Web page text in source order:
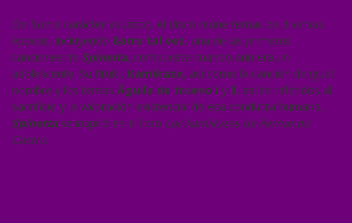
De fuerte carácter acústico, el disco reúne temas de diversas
épocas, incluyendo Barro tal vez, una de las primeras
canciones de Spinetta, compuesta cuando aún era un
adolescente. Su título, Kamikaze, así como la canción de igual
nombre y los temas Águila de trueno I y II, están referidos al
sacrificio y la valoración existencial de esa conducta humana,
Spinetta se inspiró en el libro Los kamikazes de Fernando
Castro.